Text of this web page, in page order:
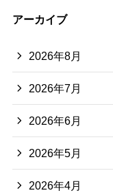
アーカイブ
2026年8月
2026年7月
2026年6月
2026年5月
2026年4月